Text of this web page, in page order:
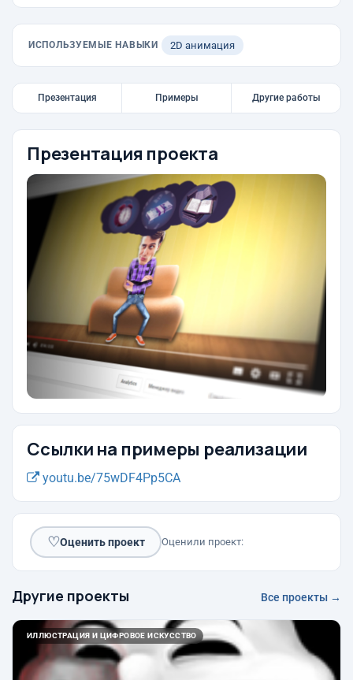
ИСПОЛЬЗУЕМЫЕ НАВЫКИ 2D анимация
Презентация Примеры Другие работы
Презентация проекта
Ссылки на примеры реализации
youtu.be/75wDF4Pp5CA
♡Оценить проект Оценили проект:
Другие проекты Все проекты →
ИЛЛЮСТРАЦИЯ И ЦИФРОВОЕ ИСКУССТВО